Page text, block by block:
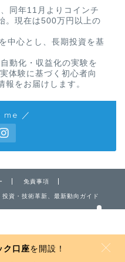
同年11月よりコインチ
。現在は500万円以上の
中心とし、長期投資を基
動化・収益化の実験を
体験に基づく初心者向
報をお届けします。
me ／
免責事項
資・技術革新、最新動向ガイド
お問い合わせ
ク口座を開設！